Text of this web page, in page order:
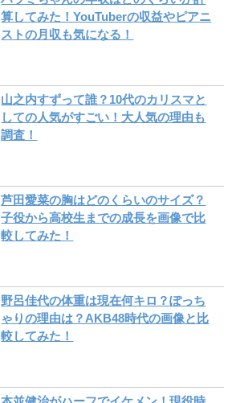
算してみた！YouTuberの収益やピアニ
ストの月収も気になる！
山之内すずって誰？10代のカリスマと
しての人気がすごい！大人気の理由も
調査！
芦田愛菜の胸はどのくらいのサイズ？
子役から高校生までの成長を画像で比
較してみた！
野呂佳代の体重は現在何キロ？ぽっち
ゃりの理由は？AKB48時代の画像と比
較してみた！